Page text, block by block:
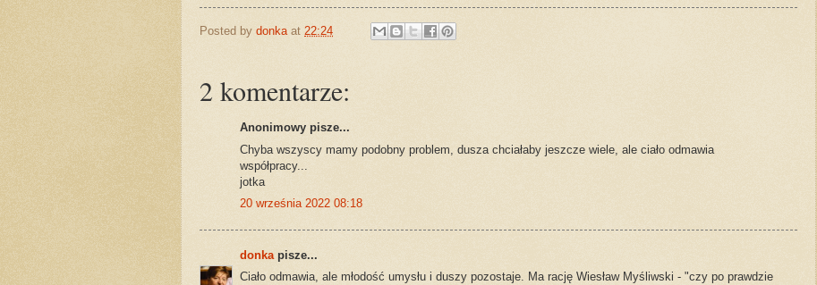
Posted by donka at 22:24
2 komentarze:
Anonimowy pisze...
Chyba wszyscy mamy podobny problem, dusza chciałaby jeszcze wiele, ale ciało odmawia
współpracy...
jotka
20 września 2022 08:18
donka pisze...
Ciało odmawia, ale młodość umysłu i duszy pozostaje. Ma rację Wiesław Myśliwski - "czy po prawdzie